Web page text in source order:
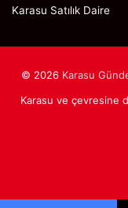
Karasu Satılık Daire
© 2026 Karasu
Karasu ve çevresine